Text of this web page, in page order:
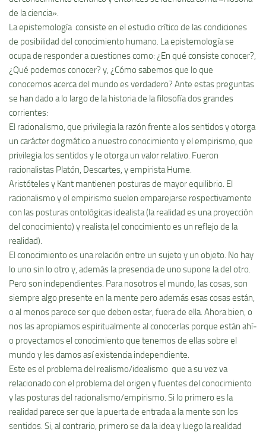
de la ciencia».
La epistemologí­a consiste en el estudio crí­tico de las condiciones
de posibilidad del conocimiento humano. La epistemologí­a se
ocupa de responder a cuestiones como: ¿En qué consiste conocer?,
¿Qué podemos conocer? y, ¿Cómo sabemos que lo que
conocemos acerca del mundo es verdadero? Ante estas preguntas
se han dado a lo largo de la historia de la filosofí­a dos grandes
corrientes:
El racionalismo, que privilegia la razón frente a los sentidos y otorga
un carácter dogmático a nuestro conocimiento y el empirismo, que
privilegia los sentidos y le otorga un valor relativo. Fueron
racionalistas Platón, Descartes, y empirista Hume.
Aristóteles y Kant mantienen posturas de mayor equilibrio. El
racionalismo y el empirismo suelen emparejarse respectivamente
con las posturas ontológicas idealista (la realidad es una proyección
del conocimiento) y realista (el conocimiento es un reflejo de la
realidad).
El conocimiento es una relación entre un sujeto y un objeto. No hay
lo uno sin lo otro y, además la presencia de uno supone la del otro.
Pero son independientes. Para nosotros el mundo, las cosas, son
siempre algo presente en la mente pero además esas cosas están,
o al menos parece ser que deben estar, fuera de ella. Ahora bien, o
nos las apropiamos espiritualmente al conocerlas porque están ahí­
o proyectamos el conocimiento que tenemos de ellas sobre el
mundo y les damos así­ existencia independiente.
Este es el problema del realismo/idealismo que a su vez va
relacionado con el problema del origen y fuentes del conocimiento
y las posturas del racionalismo/empirismo. Si lo primero es la
realidad parece ser que la puerta de entrada a la mente son los
sentidos. Si, al contrario, primero se da la idea y luego la realidad